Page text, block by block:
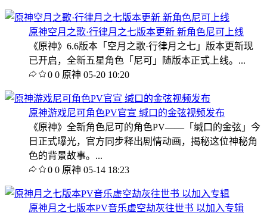
原神空月之歌·行律月之七版本更新 新角色尼可上线
《原神》6.6版本「空月之歌·行律月之七」版本更新现
已开启，全新五星角色「尼可」随版本正式上线。...
0 0 原神 05-20 10:20
原神游戏尼可角色PV官宣 缄口的金弦视频发布
《原神》全新角色尼可的角色PV——「缄口的金弦」今
日正式曝光，官方同步释出剧情动画，揭秘这位神秘角
色的背景故事。...
0 0 原神 05-14 18:23
原神月之七版本PV音乐虚空劫灰往世书 以加入专辑